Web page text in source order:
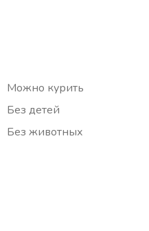
Можно курить
Без детей
Без животных